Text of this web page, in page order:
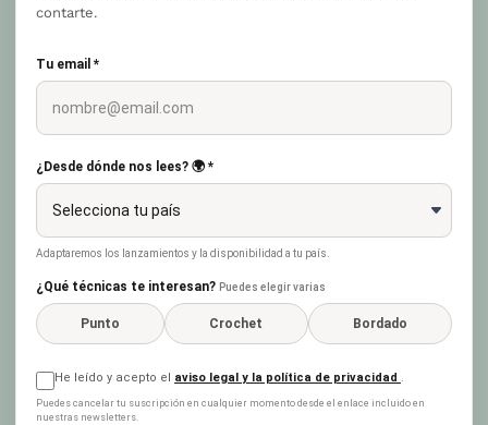
contarte.
Tu email *
¿Desde dónde nos lees? 🌍 *
Adaptaremos los lanzamientos y la disponibilidad a tu país.
¿Qué técnicas te interesan? Puedes elegir varias
Punto Crochet Bordado
He leído y acepto el aviso legal y la política de privacidad .
Puedes cancelar tu suscripción en cualquier momento desde el enlace incluido en
nuestras newsletters.